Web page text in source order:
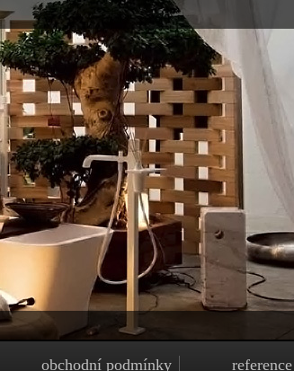
obchodní podmínky reference